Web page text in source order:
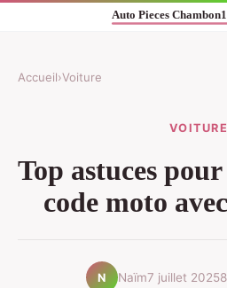
Accueil›Voiture
VOITURE
Top astuces
code moto
N Naïm7 juillet 2025